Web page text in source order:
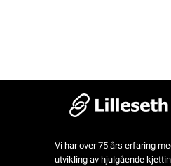
Vi har over 75 års erfaring
utvikling av hjulgående